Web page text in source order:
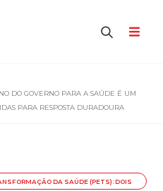
DO GOVERNO PARA A SAÚDE É UM
PARA RESPOSTA DURADOURA
DA SAÚDE (PETS): DOIS